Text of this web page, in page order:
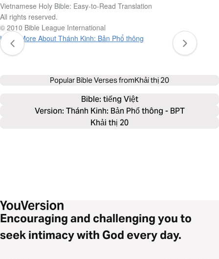
Vietnamese Holy Bible: Easy-to-Read Translation
All rights reserved.
© 2010 Bible League International
Learn More About Thánh Kinh: Bản Phổ thông
Popular Bible Verses fromKhải thị 20
Bible: tiếng Việt
Version: Thánh Kinh: Bản Phổ thông - BPT
Khải thị 20
Encouraging and challenging you to
seek intimacy with God every day.